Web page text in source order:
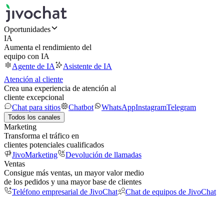
Oportunidades
IA
Aumenta el rendimiento del
equipo con IA
Agente de IA
Asistente de IA
Atención al cliente
Crea una experiencia de atención al
cliente excepcional
Chat para sitios
Chatbot WhatsAppInstagramTelegram
Todos los canales
Marketing
Transforma el tráfico en
clientes potenciales cualificados
JivoMarketing
Devolución de llamadas
Ventas
Consigue más ventas, un mayor valor medio
de los pedidos y una mayor base de clientes
Teléfono empresarial de JivoChat
Chat de equipos de JivoChat